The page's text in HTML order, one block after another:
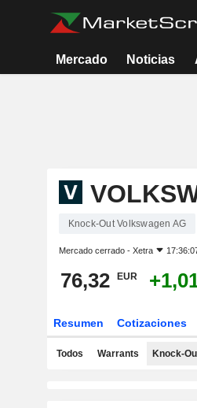
Mercado Noticias
Knock-Out Volkswagen AG
Mercado cerrado - Xetra
76,32 EUR
Resumen Cotizaciones
Todos Warrants Knock-